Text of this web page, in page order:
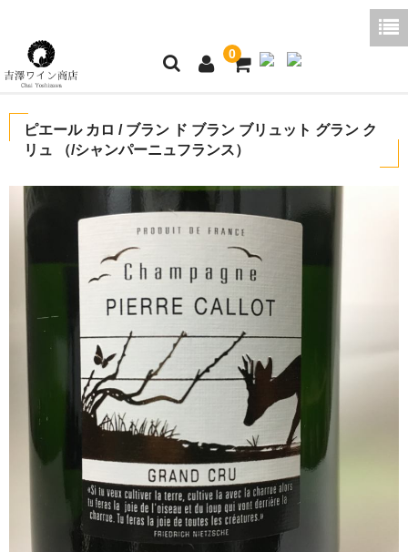
0
ホーム
ご利用ガイド
商品一覧
好みから探す
ブログコラム
よくあるご質問
お問い合わせ
お買い物かご
ピエール カロ / ブラン ド ブラン ブリュット グラン ク
リュ （/シャンパーニュフランス）